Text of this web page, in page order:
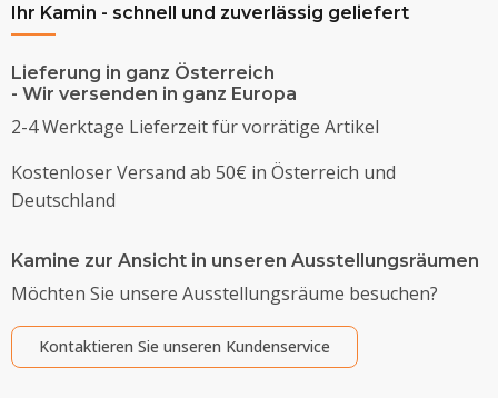
Ihr Kamin - schnell und zuverlässig geliefert
Lieferung in ganz Österreich
- Wir versenden in ganz Europa
2-4 Werktage Lieferzeit für vorrätige Artikel
Kostenloser Versand ab 50€ in Österreich und
Deutschland
Kamine zur Ansicht in unseren Ausstellungsräumen
Möchten Sie unsere Ausstellungsräume besuchen?
Kontaktieren Sie unseren Kundenservice